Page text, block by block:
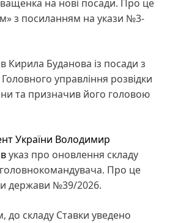
на нові посади. Про це
з посиланням на укази №3-
Кирила Буданова із посади з
управління розвідки
та призначив його головою
України Володимир
указ про оновлення складу
Про це
держави №39/2026.
до складу Ставки уведено